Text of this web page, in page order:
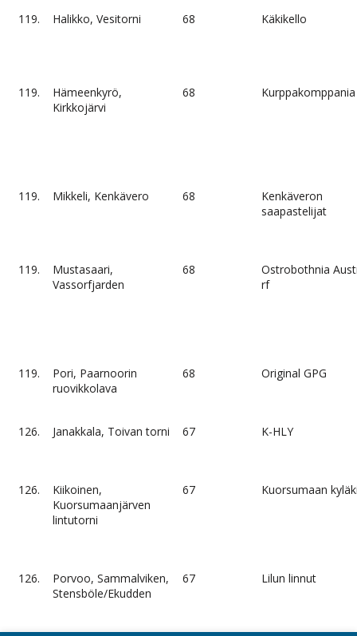
119. Halikko, Vesitorni 68 Käkikello
119.
Hämeenkyrö,
Kirkkojärvi
68 Kurppakomppania
119. Mikkeli, Kenkävero 68
Kenkäveron
saapastelijat
119.
Mustasaari,
Vassorfjarden
68
Ostrobothnia
rf
119.
Pori, Paarnoorin
ruovikkolava
68 Original GPG
126. Janakkala, Toivan torni 67 K-HLY
126.
Kiikoinen,
Kuorsumaanjärven
lintutorni
67 Kuorsumaan
126.
Porvoo, Sammalviken,
Stensböle/Ekudden
67 Lilun linnut